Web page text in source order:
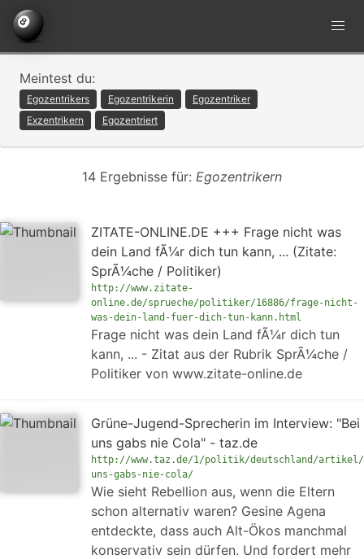
Meintest du:
Egozentrikers Egozentrikerin
Egozentriker
Exzentrikern
Egozentriert
14 Ergebnisse für: Egozentrikern
ZITATE-ONLINE.DE +++ Frage nicht was
dein Land fÃ¼r dich tun kann, ... (Zitate:
SprÃ¼che / Politiker)
http://www.zitate-
online.de/sprueche/politiker/16886/frage-nicht-
was-dein-land-fuer-dich-tun-kann.html
Frage nicht was dein Land fÃ¼r dich tun
kann, ... - Zitat aus der Rubrik SprÃ¼che /
Politiker von www.zitate-online.de
Grüne-Jugend-Sprecherin im Interview: "Bei
uns gabs nie Cola" - taz.de
http://www.taz.de/1/politik/deutschland/
uns-gabs-nie-cola/
Wie sieht Rebellion aus, wenn die Eltern
schon alternativ waren? Gesine Agena
entdeckte, dass auch Alt-Ökos manchmal
konservativ sein dürfen. Und fordert mehr